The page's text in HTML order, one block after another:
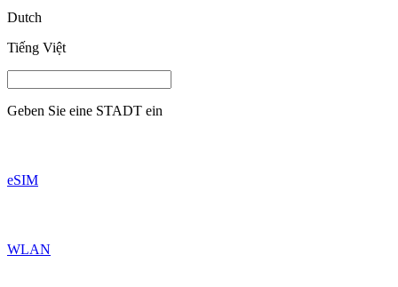
Dutch
Tiếng Việt
Geben Sie eine STADT ein
eSIM
WLAN